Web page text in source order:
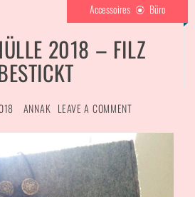
Accessoires Büro
2018 – FILZ
ANNAK LEAVE A COMMENT